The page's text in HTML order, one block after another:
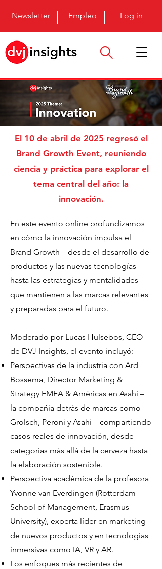
Newsletter Empleo Log in
El 10 de abril de 2025 regresó el
Brand Growth Event, reuniendo
ciencia y práctica para explorar el
tema central del año: la
innovación.
En este evento online profundizamos
en cómo la innovación impulsa el
Brand Growth – desde el desarrollo de
productos y las nuevas tecnologías
hasta las estrategias y mentalidades
que mantienen a las marcas relevantes
y preparadas para el futuro.
Moderado por Lucas Hulsebos, CEO
de DVJ Insights, el evento incluyó:
Perspectivas de la industria con Ard
Bossema, Director Marketing &
Strategy EMEA & Américas en Asahi –
la compañía detrás de marcas como
Grolsch, Peroni y Asahi – compartiendo
casos reales de innovación, desde
categorías más allá de la cerveza hasta
la elaboración sostenible.
Perspectiva académica de la profesora
Yvonne van Everdingen (Rotterdam
School of Management, Erasmus
University), experta líder en marketing
de nuevos productos y en tecnologías
inmersivas como IA, VR y AR.
Los enfoques más recientes de